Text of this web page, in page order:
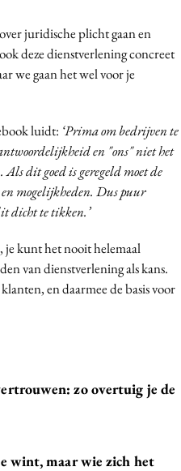
juridische plicht gaan en
deze dienstverlening concreet
we gaan het wel voor je
luidt: ‘Prima om bedrijven te
en "ons" niet het
Als dit goed is geregeld moet de
mogelijkheden. Dus puur
dicht te tikken.’
je kunt het nooit helemaal
van dienstverlening als kans.
en daarmee de basis voor
zo overtuig je de
wint, maar wie zich het